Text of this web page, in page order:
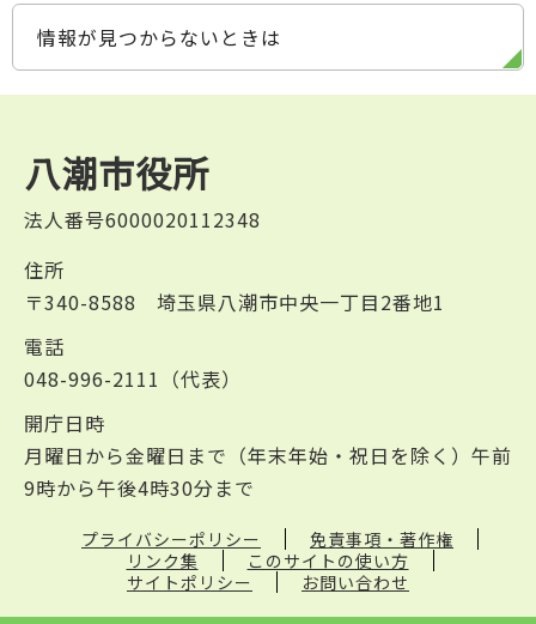
情報が見つからないときは
八潮市役所
法人番号6000020112348
住所
〒340-8588 埼玉県八潮市中央一丁目2番地1
電話
048-996-2111（代表）
開庁日時
月曜日から金曜日まで（年末年始・祝日を除く）午前
9時から午後4時30分まで
プライバシーポリシー
免責事項・著作権
リンク集
このサイトの使い方
サイトポリシー
お問い合わせ